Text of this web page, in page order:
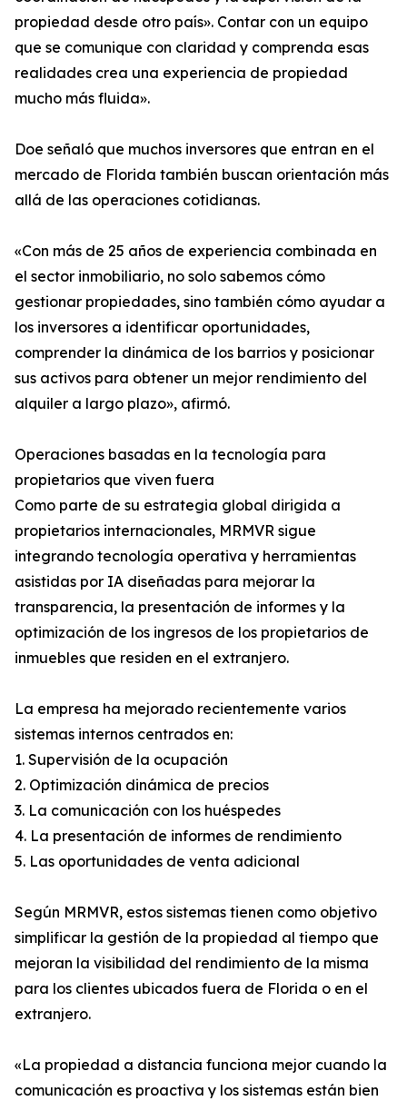
propiedad desde otro país». Contar con un equipo
que se comunique con claridad y comprenda esas
realidades crea una experiencia de propiedad
mucho más fluida».
Doe señaló que muchos inversores que entran en el
mercado de Florida también buscan orientación más
allá de las operaciones cotidianas.
«Con más de 25 años de experiencia combinada en
el sector inmobiliario, no solo sabemos cómo
gestionar propiedades, sino también cómo ayudar a
los inversores a identificar oportunidades,
comprender la dinámica de los barrios y posicionar
sus activos para obtener un mejor rendimiento del
alquiler a largo plazo», afirmó.
Operaciones basadas en la tecnología para
propietarios que viven fuera
Como parte de su estrategia global dirigida a
propietarios internacionales, MRMVR sigue
integrando tecnología operativa y herramientas
asistidas por IA diseñadas para mejorar la
transparencia, la presentación de informes y la
optimización de los ingresos de los propietarios de
inmuebles que residen en el extranjero.
La empresa ha mejorado recientemente varios
sistemas internos centrados en:
1. Supervisión de la ocupación
2. Optimización dinámica de precios
3. La comunicación con los huéspedes
4. La presentación de informes de rendimiento
5. Las oportunidades de venta adicional
Según MRMVR, estos sistemas tienen como objetivo
simplificar la gestión de la propiedad al tiempo que
mejoran la visibilidad del rendimiento de la misma
para los clientes ubicados fuera de Florida o en el
extranjero.
«La propiedad a distancia funciona mejor cuando la
comunicación es proactiva y los sistemas están bien